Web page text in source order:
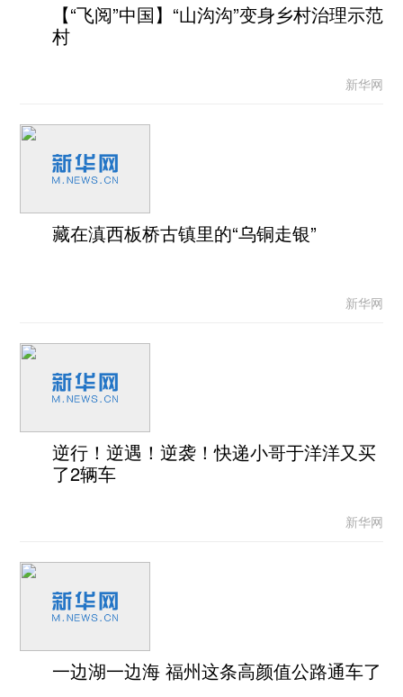
【“飞阅”中国】“山沟沟”变身乡村治理示范
村
新华网
藏在滇西板桥古镇里的“乌铜走银”
新华网
逆行！逆遇！逆袭！快递小哥于洋洋又买
了2辆车
新华网
一边湖一边海 福州这条高颜值公路通车了